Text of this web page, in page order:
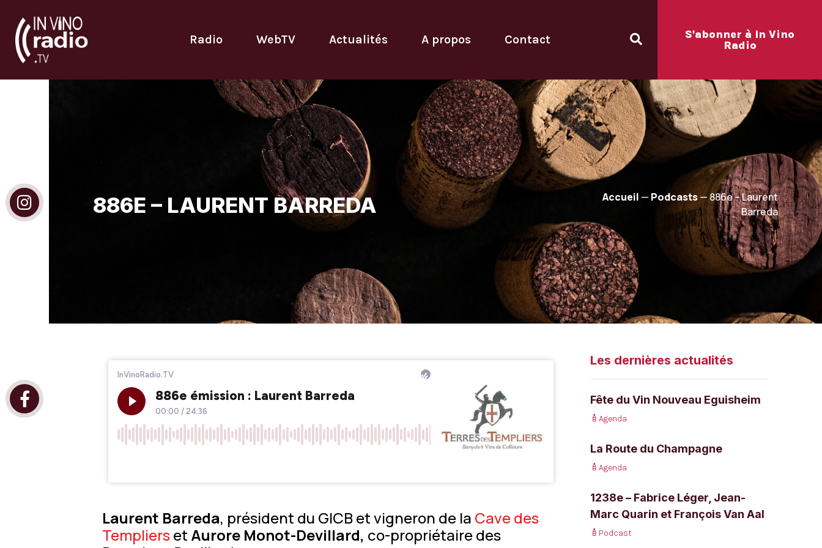
Radio WebTV Actualités A propos Contact
S'abonner à In Vino
Radio
886E – LAURENT BARREDA Accueil — Podcasts—886e – Laurent
Barreda
Laurent Barreda, président du GICB et vigneron de la Cave des
Templierset Aurore Monot-Devillard, co-propriétaire des
Les dernières actualités
Fête du Vin Nouveau Eguisheim
Agenda
La Route du Champagne
Agenda
1238e – Fabrice Léger, Jean-
Marc Quarin et François Van Aal
Podcast